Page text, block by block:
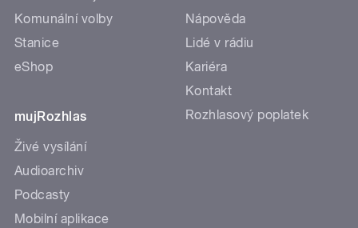
Komunální volby
Stanice
eShop
mujRozhlas
Živé vysílání
Audioarchiv
Podcasty
Mobilní aplikace
Nápověda
Lidé v rádiu
Kariéra
Kontakt
Rozhlasový poplatek